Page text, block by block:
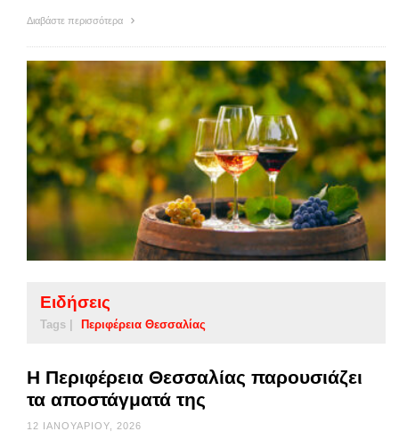
Διαβάστε περισσότερα
Ειδήσεις
Tags | Περιφέρεια Θεσσαλίας
Η Περιφέρεια Θεσσαλίας παρουσιάζει
τα αποστάγματά της
12 ΙΑΝΟΥΑΡΊΟΥ, 2026